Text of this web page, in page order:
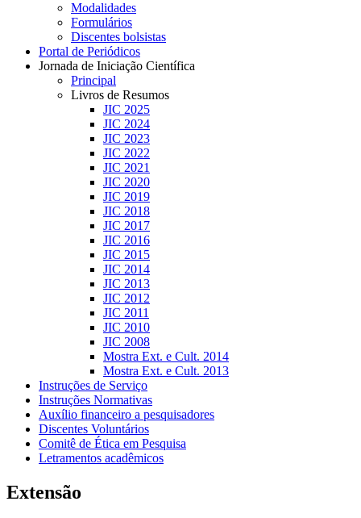
Modalidades
Formulários
Discentes bolsistas
Portal de Periódicos
Jornada de Iniciação Científica
Principal
Livros de Resumos
JIC 2025
JIC 2024
JIC 2023
JIC 2022
JIC 2021
JIC 2020
JIC 2019
JIC 2018
JIC 2017
JIC 2016
JIC 2015
JIC 2014
JIC 2013
JIC 2012
JIC 2011
JIC 2010
JIC 2008
Mostra Ext. e Cult. 2014
Mostra Ext. e Cult. 2013
Instruções de Serviço
Instruções Normativas
Auxílio financeiro a pesquisadores
Discentes Voluntários
Comitê de Ética em Pesquisa
Letramentos acadêmicos
Extensão